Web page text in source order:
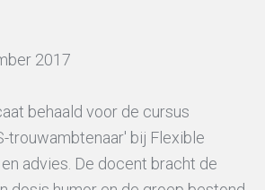
2017
behaald voor de cursus
trouwambtenaar' bij Flexible
advies. De docent bracht de